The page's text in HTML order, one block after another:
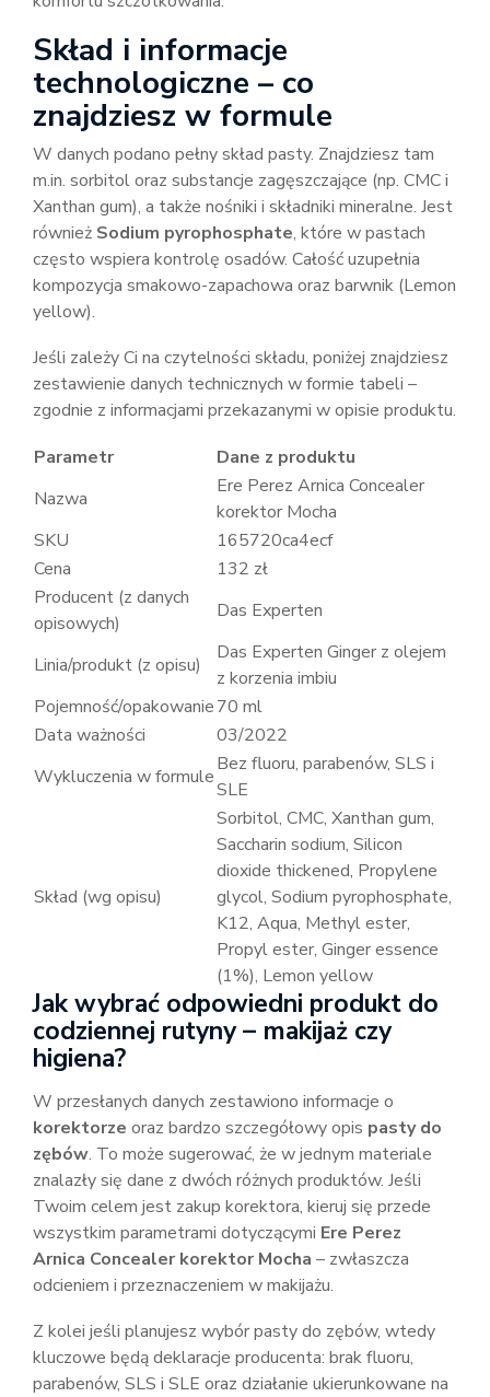
Skład i informacje
technologiczne – co
znajdziesz w formule
W danych podano pełny skład pasty. Znajdziesz tam
m.in. sorbitol oraz substancje zagęszczające (np. CMC i
Xanthan gum), a także nośniki i składniki mineralne. Jest
również Sodium pyrophosphate, które w pastach
często wspiera kontrolę osadów. Całość uzupełnia
kompozycja smakowo-zapachowa oraz barwnik (Lemon
yellow).
Jeśli zależy Ci na czytelności składu, poniżej znajdziesz
zestawienie danych technicznych w formie tabeli –
zgodnie z informacjami przekazanymi w opisie produktu.
Parametr
Dane z produktu
Nazwa
Ere Perez Arnica Concealer
korektor Mocha
SKU
165720ca4ecf
Cena
132 zł
Producent (z danych
opisowych)
Das Experten
Linia/produkt (z opisu)
Das Experten Ginger z olejem
z korzenia imbiu
Pojemność/opakowanie70 ml
Data ważności
03/2022
Wykluczenia w formule
Bez fluoru, parabenów, SLS i
SLE
Skład (wg opisu)
Sorbitol, CMC, Xanthan gum,
Saccharin sodium, Silicon
dioxide thickened, Propylene
glycol, Sodium pyrophosphate,
K12, Aqua, Methyl ester,
Propyl ester, Ginger essence
(1%), Lemon yellow
Jak wybrać odpowiedni produkt do
codziennej rutyny – makijaż czy
higiena?
W przesłanych danych zestawiono informacje o
korektorze oraz bardzo szczegółowy opis pasty do
zębów. To może sugerować, że w jednym materiale
znalazły się dane z dwóch różnych produktów. Jeśli
Twoim celem jest zakup korektora, kieruj się przede
wszystkim parametrami dotyczącymi Ere Perez
Arnica Concealer korektor Mocha – zwłaszcza
odcieniem i przeznaczeniem w makijażu.
Z kolei jeśli planujesz wybór pasty do zębów, wtedy
kluczowe będą deklaracje producenta: brak fluoru,
parabenów, SLS i SLE oraz działanie ukierunkowane na